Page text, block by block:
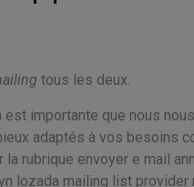
tous les deux.
est importante que nous
adaptés à vos besoins
rubrique envoyer e mail
lozada mailing list provider